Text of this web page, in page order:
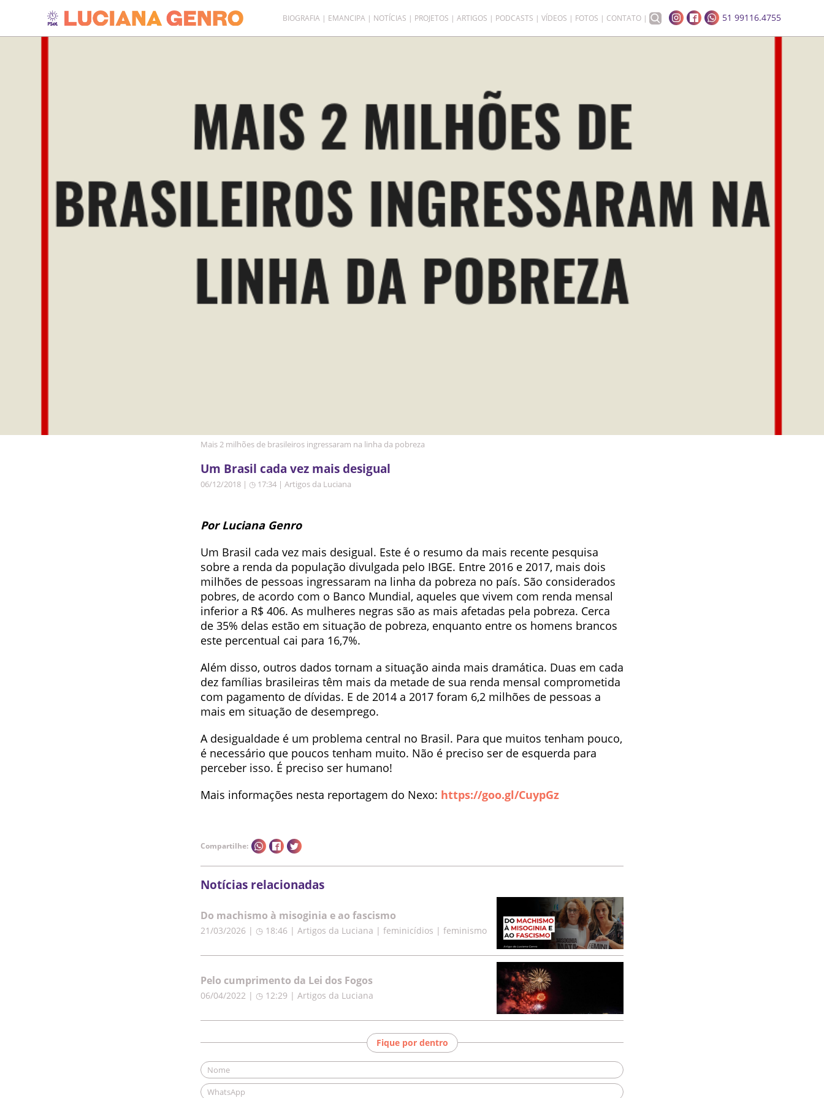
BIOGRAFIA EMANCIPA NOTÍCIAS PROJETOS ARTIGOS PODCASTS VÍDEOS FOTOS CONTATO 51 99116.4755
Mais 2 milhões de brasileiros ingressaram na linha da pobreza
Um Brasil cada vez mais desigual
06/12/2018 | ◷ 17:34 | Artigos da Luciana
Por Luciana Genro
Um Brasil cada vez mais desigual. Este é o resumo da mais recente pesquisa
sobre a renda da população divulgada pelo IBGE. Entre 2016 e 2017, mais dois
milhões de pessoas ingressaram na linha da pobreza no país. São considerados
pobres, de acordo com o Banco Mundial, aqueles que vivem com renda mensal
inferior a R$ 406. As mulheres negras são as mais afetadas pela pobreza. Cerca
de 35% delas estão em situação de pobreza, enquanto entre os homens brancos
este percentual cai para 16,7%.
Além disso, outros dados tornam a situação ainda mais dramática. Duas em cada
dez famílias brasileiras têm mais da metade de sua renda mensal comprometida
com pagamento de dívidas. E de 2014 a 2017 foram 6,2 milhões de pessoas a
mais em situação de desemprego.
A desigualdade é um problema central no Brasil. Para que muitos tenham pouco,
é necessário que poucos tenham muito. Não é preciso ser de esquerda para
perceber isso. É preciso ser humano!
Mais informações nesta reportagem do Nexo: https://goo.gl/CuypGz
Compartilhe:
Notícias relacionadas
Do machismo à misoginia e ao fascismo
21/03/2026 | ◷ 18:46 | Artigos da Luciana | feminicídios | feminismo
Pelo cumprimento da Lei dos Fogos
06/04/2022 | ◷ 12:29 | Artigos da Luciana
Fique por dentro